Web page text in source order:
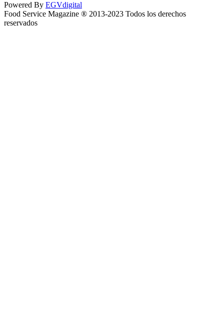
Powered By EGVdigital
Food Service Magazine ® 2013-2023 Todos los derechos
reservados